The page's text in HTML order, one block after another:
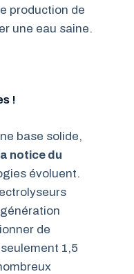
production de
une eau saine.
!
base solide,
notice du
évoluent.
de
1,5